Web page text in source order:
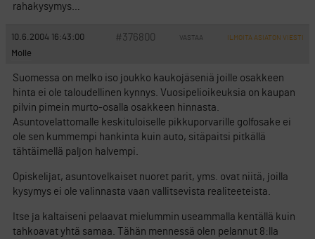
rahakysymys…
10.6.2004 16:43:00 #376800 VASTAA ILMOITA ASIATON VIESTI
Molle
Suomessa on melko iso joukko kaukojäseniä joille osakkeen
hinta ei ole taloudellinen kynnys. Vuosipelioikeuksia on kaupan
pilvin pimein murto-osalla osakkeen hinnasta.
Asuntovelattomalle keskituloiselle pikkuporvarille golfosake ei
ole sen kummempi hankinta kuin auto, sitäpaitsi pitkällä
tähtäimellä paljon halvempi.
Opiskelijat, asuntovelkaiset nuoret parit, yms. ovat niitä, joilla
kysymys ei ole valinnasta vaan vallitsevista realiteeteista.
Itse ja kaltaiseni pelaavat mielummin useammalla kentällä kuin
tahkoavat yhtä samaa. Tähän mennessä olen pelannut 8:lla